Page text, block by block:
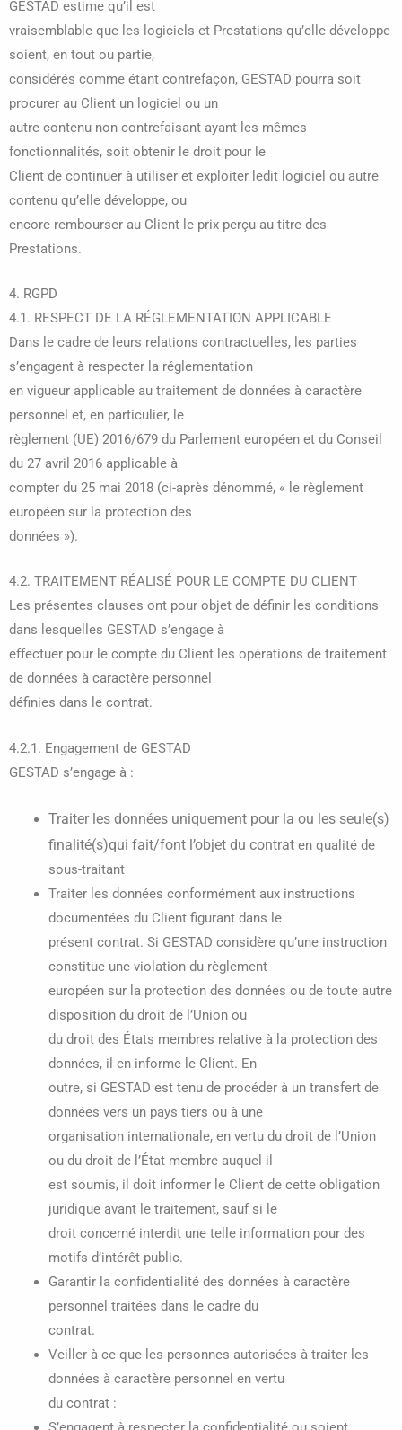
GESTAD estime qu’il est
vraisemblable que les logiciels et Prestations qu’elle développe
soient, en tout ou partie,
considérés comme étant contrefaçon, GESTAD pourra soit
procurer au Client un logiciel ou un
autre contenu non contrefaisant ayant les mêmes
fonctionnalités, soit obtenir le droit pour le
Client de continuer à utiliser et exploiter ledit logiciel ou autre
contenu qu’elle développe, ou
encore rembourser au Client le prix perçu au titre des
Prestations.
4. RGPD
4.1. RESPECT DE LA RÉGLEMENTATION APPLICABLE
Dans le cadre de leurs relations contractuelles, les parties
s’engagent à respecter la réglementation
en vigueur applicable au traitement de données à caractère
personnel et, en particulier, le
règlement (UE) 2016/679 du Parlement européen et du Conseil
du 27 avril 2016 applicable à
compter du 25 mai 2018 (ci-après dénommé, « le règlement
européen sur la protection des
données »).
4.2. TRAITEMENT RÉALISÉ POUR LE COMPTE DU CLIENT
Les présentes clauses ont pour objet de définir les conditions
dans lesquelles GESTAD s’engage à
effectuer pour le compte du Client les opérations de traitement
de données à caractère personnel
définies dans le contrat.
4.2.1. Engagement de GESTAD
GESTAD s’engage à :
Traiter les données uniquement pour la ou les seule(s)
finalité(s)qui fait/font l’objet du contrat en qualité de
sous-traitant
Traiter les données conformément aux instructions
documentées du Client figurant dans le
présent contrat. Si GESTAD considère qu’une instruction
constitue une violation du règlement
européen sur la protection des données ou de toute autre
disposition du droit de l’Union ou
du droit des États membres relative à la protection des
données, il en informe le Client. En
outre, si GESTAD est tenu de procéder à un transfert de
données vers un pays tiers ou à une
organisation internationale, en vertu du droit de l’Union
ou du droit de l’État membre auquel il
est soumis, il doit informer le Client de cette obligation
juridique avant le traitement, sauf si le
droit concerné interdit une telle information pour des
motifs d’intérêt public.
Garantir la confidentialité des données à caractère
personnel traitées dans le cadre du
contrat.
Veiller à ce que les personnes autorisées à traiter les
données à caractère personnel en vertu
du contrat :